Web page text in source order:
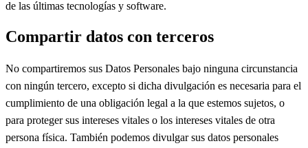
de las últimas tecnologías y software.
Compartir datos con terceros
No compartiremos sus Datos Personales bajo ninguna circunstancia
con ningún tercero, excepto si dicha divulgación es necesaria para el
cumplimiento de una obligación legal a la que estemos sujetos, o
para proteger sus intereses vitales o los intereses vitales de otra
persona física. También podemos divulgar sus datos personales